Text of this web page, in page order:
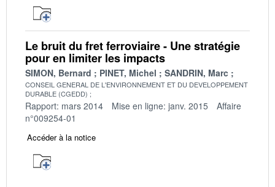
Le bruit du fret ferroviaire - Une stratégie
pour en limiter les impacts
SIMON, Bernard PINET, Michel SANDRIN, Marc
CONSEIL GENERAL DE L'ENVIRONNEMENT ET DU DEVELOPPEMENT
DURABLE (CGEDD)
Rapport: mars 2014 Mise en ligne: janv. 2015
Affaire
n°009254-01
Accéder à la notice